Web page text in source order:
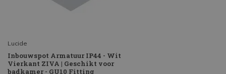
Lucide
Inbouwspot Armatuur IP44 - Wit
Vierkant ZIVA | Geschikt voor
badkamer - GU10 Fitting